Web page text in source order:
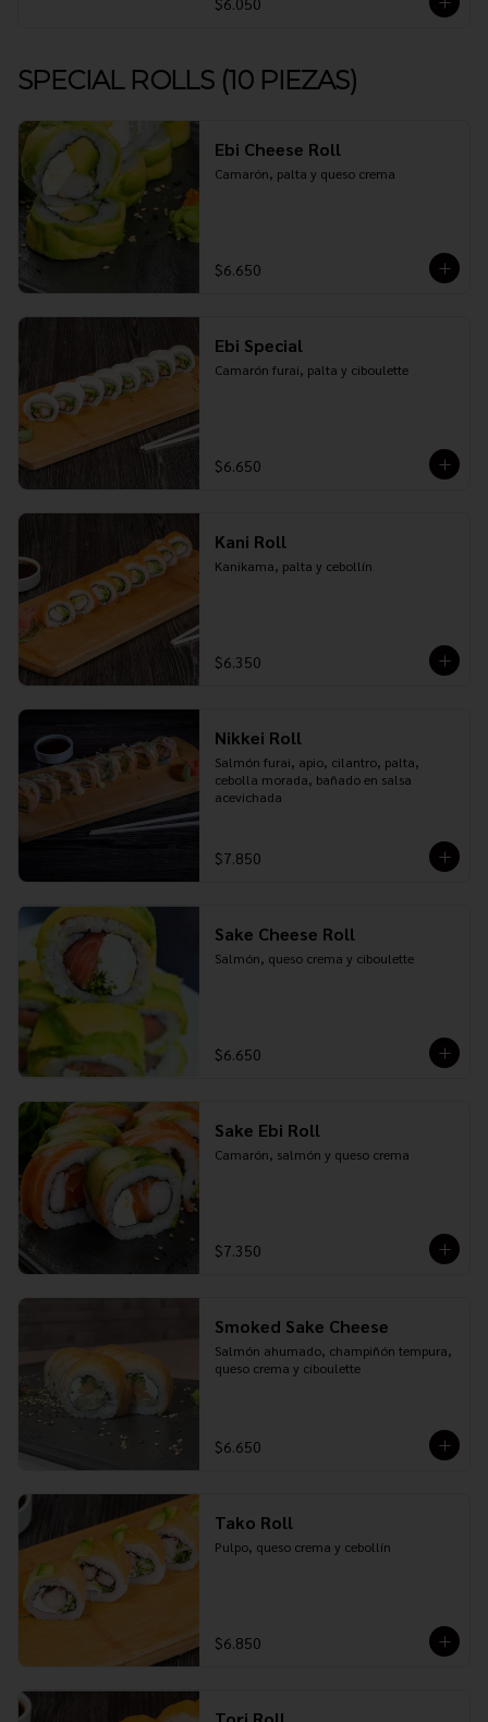
SPECIAL ROLLS (10 PIEZAS)
Ebi Cheese Roll
Camarón, palta y queso crema
$6.650
Ebi Special
Camarón furai, palta y ciboulette
$6.650
Kani Roll
Kanikama, palta y cebollín
$6.350
Nikkei Roll
Salmón furai, apio, cilantro, palta,
cebolla morada, bañado en salsa
acevichada
$7.850
Sake Cheese Roll
Salmón, queso crema y ciboulette
$6.650
Sake Ebi Roll
Camarón, salmón y queso crema
$7.350
Smoked Sake Cheese
Salmón ahumado, champiñón tempura,
queso crema y ciboulette
$6.650
Tako Roll
Pulpo, queso crema y cebollín
$6.850